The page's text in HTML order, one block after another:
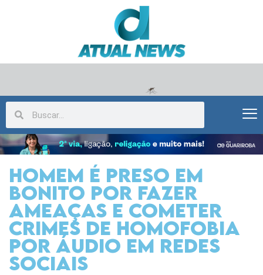
Homem é preso em
Bonito por fazer
ameaças e cometer
crimes de homofobia
por áudio em Redes
Sociais